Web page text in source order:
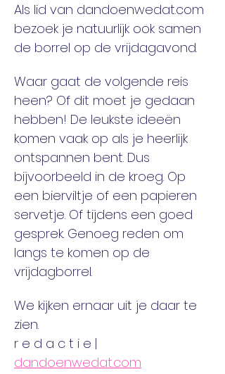
Als lid van dandoenwedat.com
bezoek je natuurlijk ook samen
de borrel op de vrijdagavond.
Waar gaat de volgende reis
heen? Of dit moet je gedaan
hebben! De leukste ideeën
komen vaak op als je heerlijk
ontspannen bent. Dus
bijvoorbeeld in de kroeg. Op
een bierviltje of een papieren
servetje. Of tijdens een goed
gesprek. Genoeg reden om
langs te komen op de
vrijdagborrel.
We kijken ernaar uit je daar te
zien.
r e d a c t i e |
dandoenwedat.com